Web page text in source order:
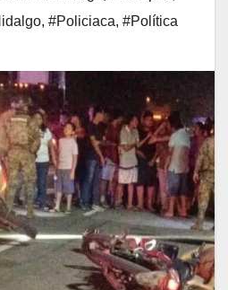
, #Policiaca, #Política